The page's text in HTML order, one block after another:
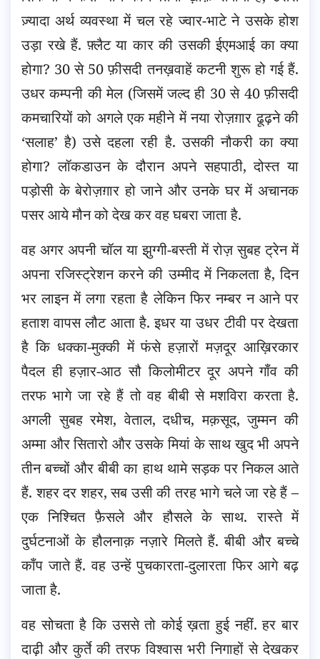
ज़्यादा अर्थ व्यवस्था में चल रहे ज्वार-भाटे ने उसके होश
उड़ा रखे हैं. फ़्लैट या कार की उसकी ईएमआई का क्या
होगा? 30 से 50 फ़ीसदी तनख़वाहें कटनी शुरू हो गई हैं.
उधर कम्पनी की मेल (जिसमें जल्द ही 30 से 40 फ़ीसदी
कमचारियों को अगले एक महीने में नया रोज़ग़ार ढूढ़ने की
‘सलाह’ है) उसे दहला रही है. उसकी नौकरी का क्या
होगा? लॉकडाउन के दौरान अपने सहपाठी, दोस्त या
पड़ोसी के बेरोज़ग़ार हो जाने और उनके घर में अचानक
पसर आये मौन को देख कर वह घबरा जाता है.
वह अगर अपनी चॉल या झुग्गी-बस्ती में रोज़ सुबह ट्रेन में
अपना रजिस्ट्रेशन करने की उम्मीद में निकलता है, दिन
भर लाइन में लगा रहता है लेकिन फिर नम्बर न आने पर
हताश वापस लौट आता है. इधर या उधर टीवी पर देखता
है कि धक्का-मुक्की में फंसे हज़ारों मज़दूर आख़िरकार
पैदल ही हज़ार-आठ सौ किलोमीटर दूर अपने गाँव की
तरफ भागे जा रहे हैं तो वह बीबी से मशविरा करता है.
अगली सुबह रमेश, वेताल, दधीच, मक़सूद, जुम्मन की
अम्मा और सितारो और उसके मियां के साथ खुद भी अपने
तीन बच्चों और बीबी का हाथ थामे सड़क पर निकल आते
हैं. शहर दर शहर, सब उसी की तरह भागे चले जा रहे हैं –
एक निश्चित फ़ैसले और हौसले के साथ. रास्ते में
दुर्घटनाओं के हौलनाक़ नज़ारे मिलते हैं. बीबी और बच्चे
काँप जाते हैं. वह उन्हें पुचकारता-दुलारता फिर आगे बढ़
जाता है.
वह सोचता है कि उससे तो कोई ख़ता हुई नहीं. हर बार
दाढ़ी और कुर्ते की तरफ विश्वास भरी निगाहों से देखकर